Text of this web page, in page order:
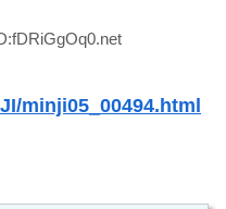
minji05_00494.html